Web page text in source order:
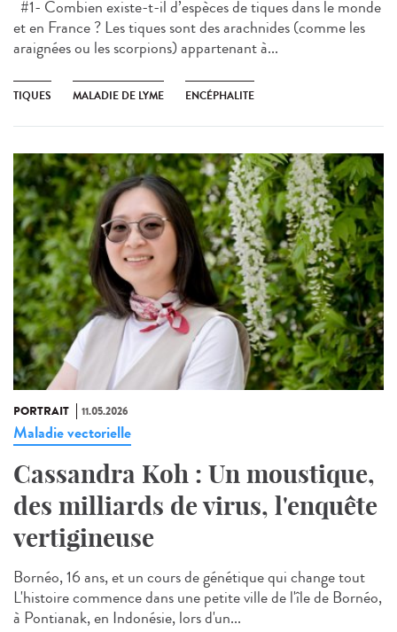
#1- Combien existe-t-il d’espèces de tiques dans le monde
et en France ? Les tiques sont des arachnides (comme les
araignées ou les scorpions) appartenant à...
TIQUES MALADIE DE LYME ENCÉPHALITE
PORTRAIT 11.05.2026
Maladie vectorielle
Cassandra Koh : Un moustique,
des milliards de virus, l'enquête
vertigineuse
Bornéo, 16 ans, et un cours de génétique qui change tout
L'histoire commence dans une petite ville de l'île de Bornéo,
à Pontianak, en Indonésie, lors d'un...